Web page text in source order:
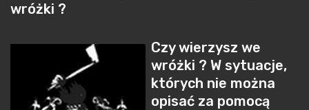
wróżki ?
Czy wierzysz we
wróżki ? W sytuacje,
których nie można
opisać za pomocą